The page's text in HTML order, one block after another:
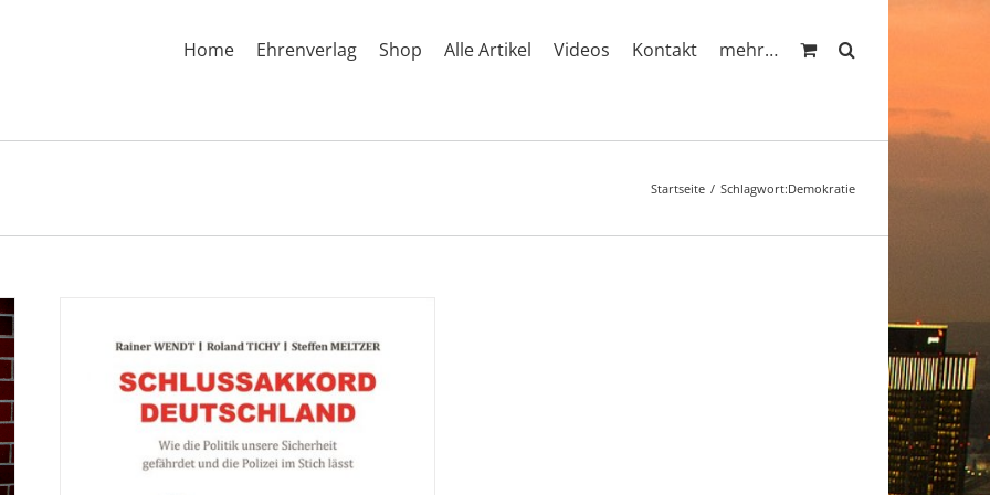
Home Ehrenverlag Shop Alle Artikel Videos Kontakt mehr…
Startseite Schlagwort:Demokratie